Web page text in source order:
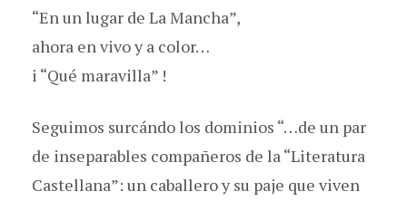
“En un lugar de La Mancha”,
ahora en vivo y a color…
i “Qué maravilla” !
Seguimos surcándo los dominios “…de un par
de inseparables compañeros de la “Literatura
Castellana”: un caballero y su paje que viven